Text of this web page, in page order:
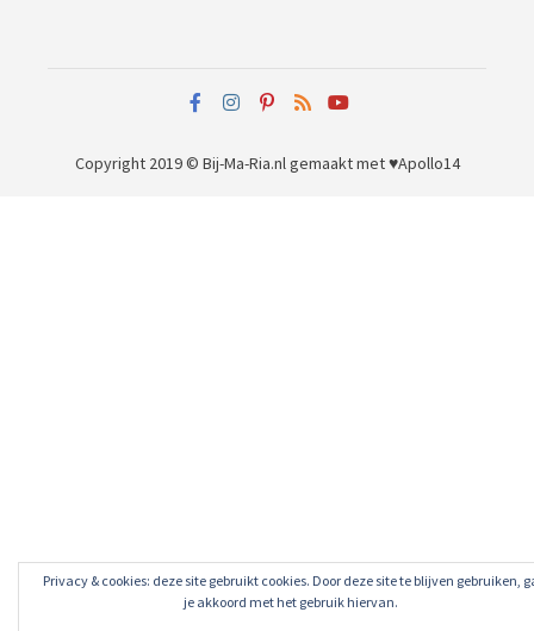
Privacy & cookies: deze site gebruikt cookies. Door deze site te blijven gebruiken,
je akkoord met het gebruik hiervan.
Copyright 2019 © Bij-Ma-Ria.nlgemaakt met ♥Apollo14